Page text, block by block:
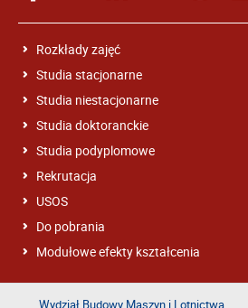
Rozkłady zajęć
Studia stacjonarne
Studia niestacjonarne
Studia doktoranckie
Studia podyplomowe
Rekrutacja
USOS
Do pobrania
Modułowe efekty kształcenia